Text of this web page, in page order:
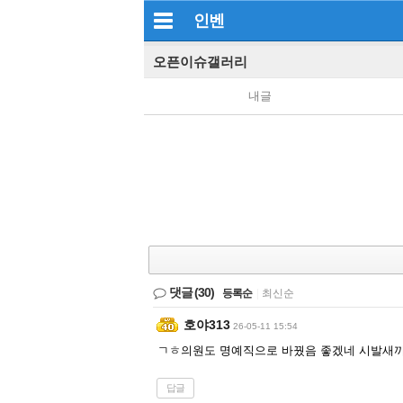
인벤
오픈이슈갤러리
내글
댓글(30) 등록순 최신순
호야313 26-05-11 15:54
ㄱㅎ의원도 명예직으로 바꿨음 좋겠네 시발새
답글